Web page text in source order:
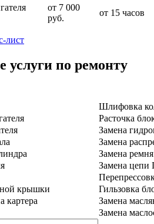
от 7 000
руб.
от 15 часов
лист
услуги по ремонту
Шлифовка
Расточка
Замена
Замена
Замена
Замена
крышки
Гильзовка
картера
Замена
Замена